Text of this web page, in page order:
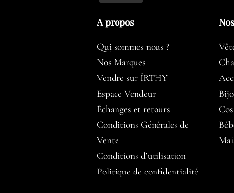
A propos​
Qui sommes nous ?
Nos Marques
Vendre sur ÏRTHY
Espace Vendeur
Échanges et retours
Conditions Générales de
Vente
Conditions d’utilisation​
Politique de confidentialité